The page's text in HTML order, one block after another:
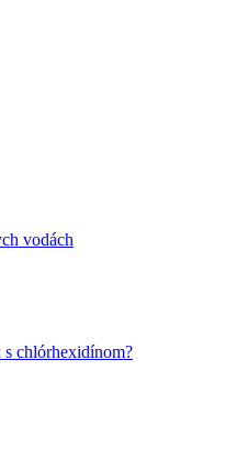
vodách
chlórhexidínom?